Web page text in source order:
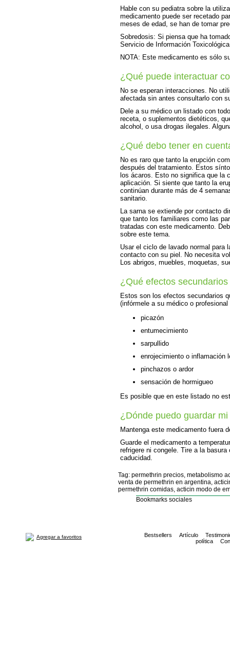
Hable con su pediatra sobre la
medicamento puede ser recetado
meses de edad, se han de tomar
Sobredosis: Si piensa que ha
Servicio de Información
NOTA: Este medicamento es sólo
¿Qué puede interactuar
No se esperan interacciones. No
afectada sin antes consultarlo con
Dele a su médico un listado con
receta, o suplementos dietéticos,
alcohol, o usa drogas ilegales.
¿Qué debo tener en
No es raro que tanto la erupción
después del tratamiento. Estos
los ácaros. Esto no significa que la
aplicación. Si siente que tanto la
continúan durante más de 4
sanitario.
La sarna se extiende por contacto
que tanto los familiares como las
tratadas con este medicamento.
sobre este tema.
Usar el ciclo de lavado normal para
contacto con su piel. No necesita
Los abrigos, muebles, moquetas,
¿Qué efectos
Estos son los efectos secundarios
(infórmele a su médico o
picazón
entumecimiento
sarpullido
enrojecimiento o inflamación
pinchazos o ardor
sensación de hormigueo
Es posible que en este listado no
¿Dónde puedo guardar
Mantenga este medicamento fuera
Guarde el medicamento a
refrigere ni congele. Tire a la
caducidad.
Tag: permethrin precios, metabolismo
venta de permethrin en argentina,
permethrin comidas, acticin modo de
Bookmarks sociales
Agregar a favoritos Bestsellers Artículo
política